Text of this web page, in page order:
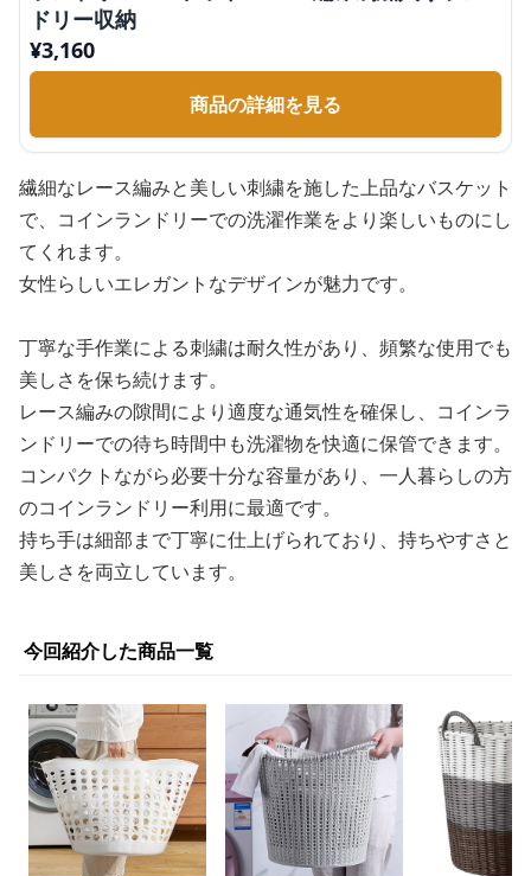
ドリー収納
¥3,160
商品の詳細を見る
繊細なレース編みと美しい刺繍を施した上品なバスケット
で、コインランドリーでの洗濯作業をより楽しいものにし
てくれます。
女性らしいエレガントなデザインが魅力です。
丁寧な手作業による刺繍は耐久性があり、頻繁な使用でも
美しさを保ち続けます。
レース編みの隙間により適度な通気性を確保し、コインラ
ンドリーでの待ち時間中も洗濯物を快適に保管できます。
コンパクトながら必要十分な容量があり、一人暮らしの方
のコインランドリー利用に最適です。
持ち手は細部まで丁寧に仕上げられており、持ちやすさと
美しさを両立しています。
今回紹介した商品一覧